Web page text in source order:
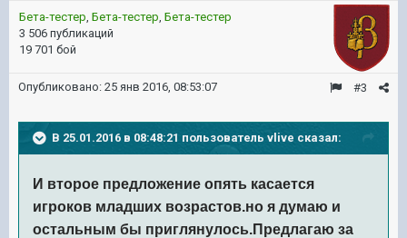
Бета-тестер, Бета-тестер, Бета-тестер
3 506 публикаций
19 701 бой
#3
Опубликовано: 25 янв 2016, 08:53:07
В 25.01.2016 в 08:48:21 пользователь vlive сказал:
И второе предложение опять касается
игроков младших возрастов.но я думаю и
остальным бы приглянулось.Предлагаю за